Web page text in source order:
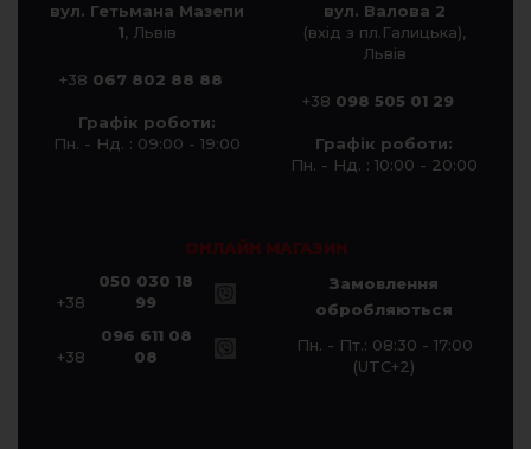
вул. Гетьмана Мазепи
1, Львів
+38 067 802 88 88
Графік роботи:
Пн. - Нд. : 09:00 - 19:00
вул. Валова 2
(вхід з пл.Галицька),
Львів
+38 098 505 01 29
Графік роботи:
Пн. - Нд. : 10:00 - 20:00
ОНЛАЙН МАГАЗИН
+38
050 030 18
99
+38
096 611 08
08
Замовлення
обробляються
Пн. - Пт.: 08:30 - 17:00
(UTC+2)